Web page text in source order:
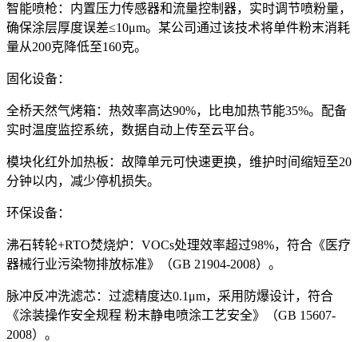
智能喷枪：内置压力传感器和流量控制器，实时调节喷粉量，
确保涂层厚度误差≤10μm。某公司通过该技术将单件粉末消耗
量从200克降低至160克。
固化设备：
全桥天然气烤箱：热效率高达90%，比电加热节能35%。配备
实时温度监控系统，数据自动上传至云平台。
模块化红外加热板：故障单元可快速更换，维护时间缩短至20
分钟以内，减少停机损失。
环保设备：
沸石转轮+RTO焚烧炉：VOCs处理效率超过98%，符合《医疗
器械行业污染物排放标准》（GB 21904-2008）。
脉冲反冲洗滤芯：过滤精度达0.1μm，采用防爆设计，符合
《涂装操作安全规程 粉末静电喷涂工艺安全》（GB 15607-
2008）。